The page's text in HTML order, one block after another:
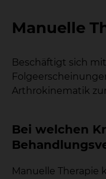
Manuelle
Beschäftigt sich
Arthrokinematik
Bei welchen
Manuelle Therapie